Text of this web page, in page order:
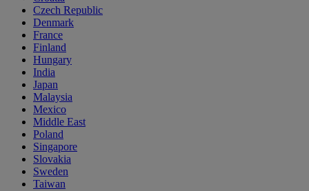
Czech Republic
Denmark
France
Finland
Hungary
India
Japan
Malaysia
Mexico
Middle East
Poland
Singapore
Slovakia
Sweden
Taiwan